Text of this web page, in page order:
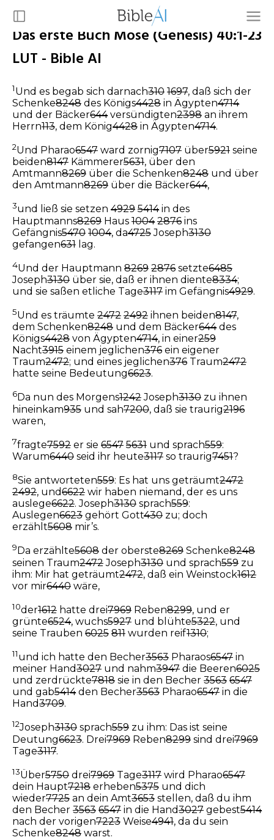
Das erste Buch Mose (Genesis) 40:1-23
LUT - Bible AI
1Und es begab sich darnach310 1697, daß sich der
Schenke8248 des Königs4428 in Ägypten4714
und der Bäcker644versündigten2398 an ihrem
Herrn113, dem König4428 in Ägypten4714.
2Und Pharao6547 ward zornig7107 über5921 seine
beiden8147 Kämmerer5631, über den
Amtmann8269 über die Schenken8248 und über
den Amtmann8269 über die Bäcker644,
3und ließ sie setzen 4929 5414in des
Hauptmanns8269 Haus 1004 2876 ins
Gefängnis5470 1004, da4725Joseph3130
gefangen631 lag.
4Und der Hauptmann 8269 2876 setzte6485
Joseph3130 über sie, daß er ihnen diente8334;
und sie saßen etliche Tage3117 im Gefängnis4929.
5Und es träumte 2472 2492 ihnen beiden8147,
dem Schenken8248 und dem Bäcker644des
Königs4428 von Ägypten4714, in einer259
Nacht3915 einem jeglichen376 ein eigener
Traum2472; und eines jeglichen376 Traum2472
hatte seine Bedeutung6623.
6Da nun des Morgens1242Joseph3130 zu ihnen
hineinkam935 und sah7200, daß sie traurig2196
waren,
7fragte7592 er sie 6547 5631 und sprach559:
Warum6440 seid ihr heute3117 so traurig7451?
8Sie antworteten559: Es hat uns geträumt2472
2492, und6622 wir haben niemand, der es uns
auslege6622. Joseph3130 sprach559:
Auslegen6623 gehört Gott430 zu; doch
erzählt5608 mir’s.
9 Da erzählte5608 der oberste8269 Schenke8248
seinen Traum2472Joseph3130 und sprach559 zu
ihm: Mir hat geträumt2472, daß ein Weinstock1612
vor mir6440 wäre,
10der1612 hatte drei7969 Reben8299, und er
grünte6524, wuchs5927 und blühte5322, und
seine Trauben 6025 811 wurden reif1310;
11und ich hatte den Becher3563 Pharaos6547 in
meiner Hand3027 und nahm3947 die Beeren6025
und zerdrückte7818 sie in den Becher 3563 6547
und gab5414den Becher3563 Pharao6547 in die
Hand3709.
12Joseph3130 sprach559 zu ihm: Das ist seine
Deutung6623. Drei7969 Reben8299 sind drei7969
Tage3117.
13Über5750 drei7969 Tage3117 wird Pharao6547
dein Haupt7218 erheben5375 und dich
wieder7725 an dein Amt3653 stellen, daß du ihm
den Becher 3563 6547 in die Hand3027 gebest5414
nach der vorigen7223 Weise4941, da du sein
Schenke8248 warst.